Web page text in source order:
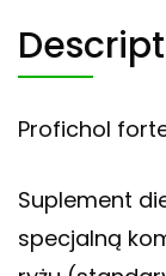
Profichol
Suplement
specjalną